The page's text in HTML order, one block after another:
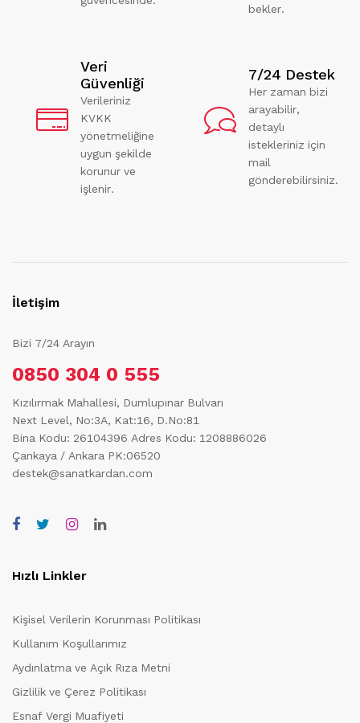
bekler.
Veri
Güvenliği
Verileriniz
KVKK
yönetmeliğine
uygun şekilde
korunur ve
işlenir.
7/24 Destek
Her zaman bizi
arayabilir,
detaylı
istekleriniz için
mail
gönderebilirsiniz.
İletişim
Bizi 7/24 Arayın
0850 304 0 555
Kızılırmak Mahallesi, Dumlupınar Bulvarı
Next Level, No:3A, Kat:16, D.No:81
Bina Kodu: 26104396 Adres Kodu: 1208886026
Çankaya / Ankara PK:06520
destek@sanatkardan.com
Hızlı Linkler
Kişisel Verilerin Korunması Politikası
Kullanım Koşullarımız
Aydınlatma ve Açık Rıza Metni
Gizlilik ve Çerez Politikası
Esnaf Vergi Muafiyeti